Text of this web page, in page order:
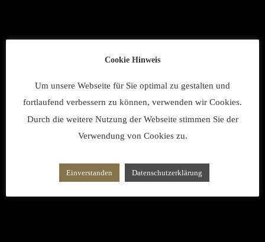
Cookie Hinweis
Um unsere Webseite für Sie optimal zu gestalten und
fortlaufend verbessern zu können, verwenden wir Cookies.
Durch die weitere Nutzung der Webseite stimmen Sie der
Verwendung von Cookies zu.
Einverstanden Datenschutzerklärung